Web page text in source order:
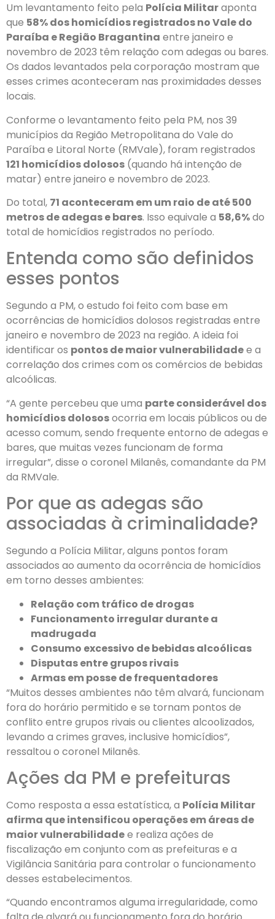
Um levantamento feito pela Polícia Militaraponta
que 58% dos homicídios registrados no Vale do
Paraíba e Região Bragantina entre janeiro e
novembro de 2023 têm relação com adegas ou bares.
Os dados levantados pela corporação mostram que
esses crimes aconteceram nas proximidades desses
locais.
Conforme o levantamento feito pela PM, nos 39
municípios da Região Metropolitana do Vale do
Paraíba e Litoral Norte (RMVale), foram registrados
121 homicídios dolosos (quando há intenção de
matar) entre janeiro e novembro de 2023.
Do total, 71 aconteceram em um raio de até 500
metros de adegas e bares. Isso equivale a 58,6%do
total de homicídios registrados no período.
Entenda como são definidos
esses pontos
Segundo a PM, o estudo foi feito com base em
ocorrências de homicídios dolosos registradas entre
janeiro e novembro de 2023 na região. A ideia foi
identificar os pontos de maior vulnerabilidadee a
correlação dos crimes com os comércios de bebidas
alcoólicas.
“A gente percebeu que uma parte considerável dos
homicídios dolososocorria em locais públicos ou de
acesso comum, sendo frequente entorno de adegas e
bares, que muitas vezes funcionam de forma
irregular”, disse o coronel Milanês, comandante da PM
da RMVale.
Por que as adegas são
associadas à criminalidade?
Segundo a Polícia Militar, alguns pontos foram
associados ao aumento da ocorrência de homicídios
em torno desses ambientes:
Relação com tráfico de drogas
Funcionamento irregular durante a
madrugada
Consumo excessivo de bebidas alcoólicas
Disputas entre grupos rivais
Armas em posse de frequentadores
“Muitos desses ambientes não têm alvará, funcionam
fora do horário permitido e se tornam pontos de
conflito entre grupos rivais ou clientes alcoolizados,
levando a crimes graves, inclusive homicídios”,
ressaltou o coronel Milanês.
Ações da PM e prefeituras
Como resposta a essa estatística, a Polícia Militar
afirma que intensificou operações em áreas de
maior vulnerabilidadee realiza ações de
fiscalização em conjunto com as prefeituras e a
Vigilância Sanitária para controlar o funcionamento
desses estabelecimentos.
“Quando encontramos alguma irregularidade, como